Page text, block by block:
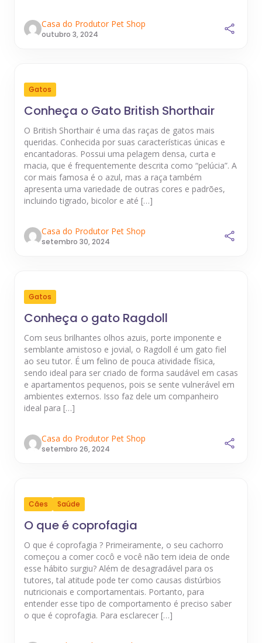
Casa do Produtor Pet Shop
outubro 3, 2024
Gatos
Conheça o Gato British Shorthair
O British Shorthair é uma das raças de gatos mais
queridas. Conhecida por suas características únicas e
encantadoras. Possui uma pelagem densa, curta e
macia, que é frequentemente descrita como “pelúcia”. A
cor mais famosa é o azul, mas a raça também
apresenta uma variedade de outras cores e padrões,
incluindo tigrado, bicolor e até […]
Casa do Produtor Pet Shop
setembro 30, 2024
Gatos
Conheça o gato Ragdoll
Com seus brilhantes olhos azuis, porte imponente e
semblante amistoso e jovial, o Ragdoll é um gato fiel
ao seu tutor. É um felino de pouca atividade física,
sendo ideal para ser criado de forma saudável em casas
e apartamentos pequenos, pois se sente vulnerável em
ambientes externos. Isso faz dele um companheiro
ideal para […]
Casa do Produtor Pet Shop
setembro 26, 2024
Cães Saúde
O que é coprofagia
O que é coprofagia ? Primeiramente, o seu cachorro
começou a comer cocô e você não tem ideia de onde
esse hábito surgiu? Além de desagradável para os
tutores, tal atitude pode ter como causas distúrbios
nutricionais e comportamentais. Portanto, para
entender esse tipo de comportamento é preciso saber
o que é coprofagia. Para esclarecer […]